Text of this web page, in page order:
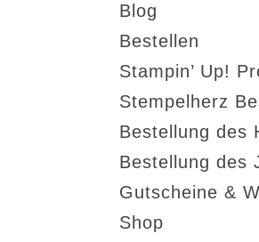
Blog
Bestellen
Stampin’ Up!
Stempelherz
Bestellung des
Bestellung des
Gutscheine &
Shop